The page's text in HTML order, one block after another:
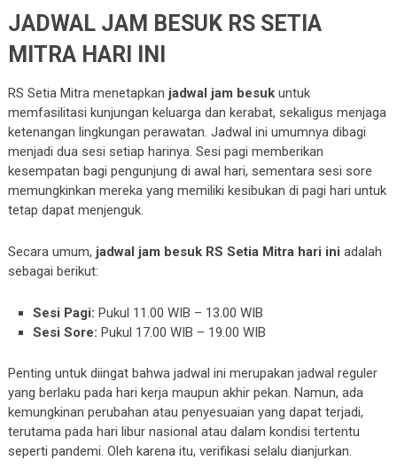
JADWAL JAM BESUK RS SETIA
MITRA HARI INI
RS Setia Mitra menetapkan jadwal jam besukuntuk
memfasilitasi kunjungan keluarga dan kerabat, sekaligus menjaga
ketenangan lingkungan perawatan. Jadwal ini umumnya dibagi
menjadi dua sesi setiap harinya. Sesi pagi memberikan
kesempatan bagi pengunjung di awal hari, sementara sesi sore
memungkinkan mereka yang memiliki kesibukan di pagi hari untuk
tetap dapat menjenguk.
Secara umum, jadwal jam besuk RS Setia Mitra hari ini adalah
sebagai berikut:
Sesi Pagi: Pukul 11.00 WIB – 13.00 WIB
Sesi Sore: Pukul 17.00 WIB – 19.00 WIB
Penting untuk diingat bahwa jadwal ini merupakan jadwal reguler
yang berlaku pada hari kerja maupun akhir pekan. Namun, ada
kemungkinan perubahan atau penyesuaian yang dapat terjadi,
terutama pada hari libur nasional atau dalam kondisi tertentu
seperti pandemi. Oleh karena itu, verifikasi selalu dianjurkan.